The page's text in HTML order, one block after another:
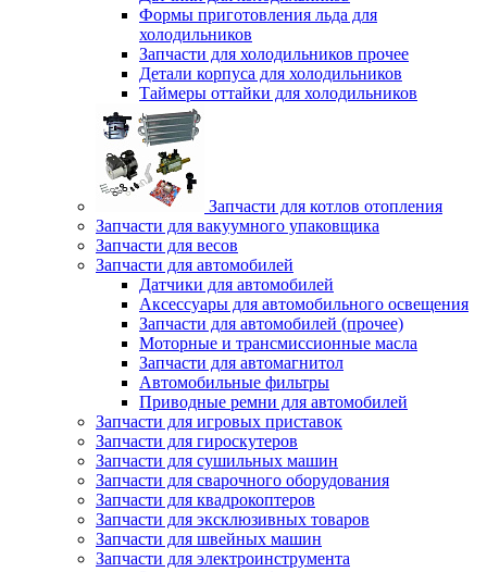
Формы приготовления льда для
холодильников
Запчасти для холодильников прочее
Детали корпуса для холодильников
Таймеры оттайки для холодильников
Запчасти для котлов отопления
Запчасти для вакуумного упаковщика
Запчасти для весов
Запчасти для автомобилей
Датчики для автомобилей
Аксессуары для автомобильного освещения
Запчасти для автомобилей (прочее)
Моторные и трансмиссионные масла
Запчасти для автомагнитол
Автомобильные фильтры
Приводные ремни для автомобилей
Запчасти для игровых приставок
Запчасти для гироскутеров
Запчасти для сушильных машин
Запчасти для сварочного оборудования
Запчасти для квадрокоптеров
Запчасти для эксклюзивных товаров
Запчасти для швейных машин
Запчасти для электроинструмента